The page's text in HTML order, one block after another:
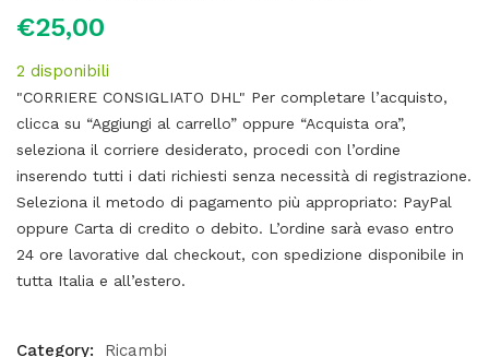
€25,00
2 disponibili
"CORRIERE CONSIGLIATO DHL" Per completare l’acquisto,
clicca su “Aggiungi al carrello” oppure “Acquista ora”,
seleziona il corriere desiderato, procedi con l’ordine
inserendo tutti i dati richiesti senza necessità di registrazione.
Seleziona il metodo di pagamento più appropriato: PayPal
oppure Carta di credito o debito. L’ordine sarà evaso entro
24 ore lavorative dal checkout, con spedizione disponibile in
tutta Italia e all’estero.
Category:
Ricambi